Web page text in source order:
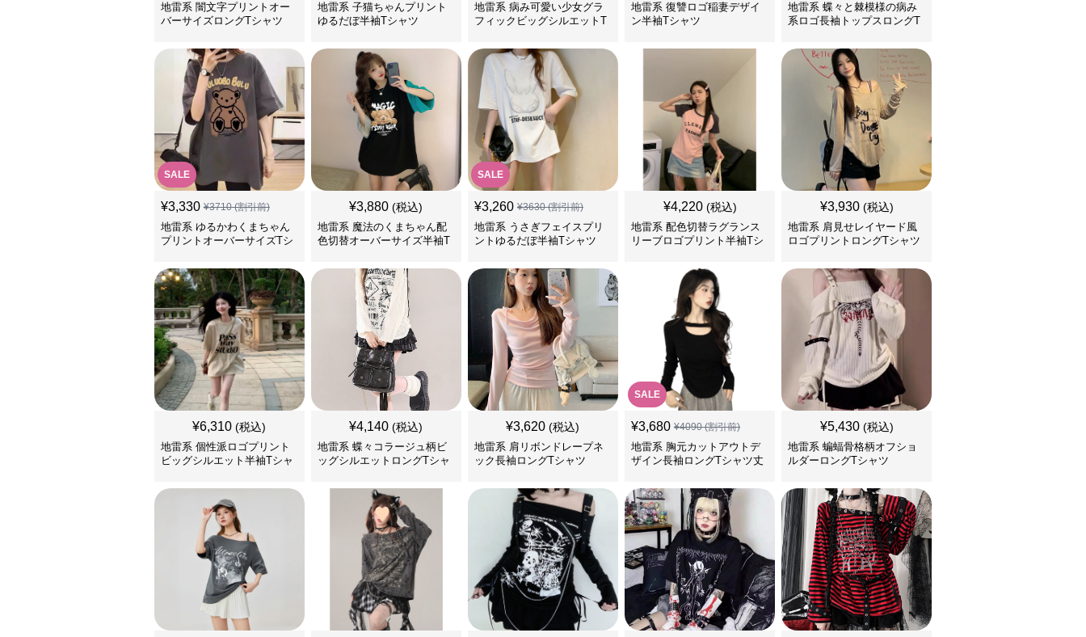
地雷系 闇文字プリントオー
バーサイズロングTシャツ
地雷系 子猫ちゃんプリント
ゆるだぼ半袖Tシャツ
地雷系 病み可愛い少女グラ
フィックビッグシルエットT
地雷系 復讐ロゴ稲妻デザイ
ン半袖Tシャツ
地雷系 蝶々と棘模様の病み
系ロゴ長袖トップスロングT
SALE
¥3,330 ¥3710(割引前)
地雷系 ゆるかわくまちゃん
プリントオーバーサイズTシ
¥3,880 (税込)
地雷系 魔法のくまちゃん配
色切替オーバーサイズ半袖T
SALE
¥3,260 ¥3630(割引前)
地雷系 うさぎフェイスプリ
ントゆるだぼ半袖Tシャツ
¥4,220 (税込)
地雷系 配色切替ラグランス
リーブロゴプリント半袖Tシ
¥3,930 (税込)
地雷系 肩見せレイヤード風
ロゴプリントロングTシャツ
¥6,310 (税込)
地雷系 個性派ロゴプリント
ビッグシルエット半袖Tシャ
¥4,140 (税込)
地雷系 蝶々コラージュ柄ビ
ッグシルエットロングTシャ
¥3,620 (税込)
地雷系 肩リボンドレープネ
ック長袖ロングTシャツ
SALE
¥3,680 ¥4090(割引前)
地雷系 胸元カットアウトデ
ザイン長袖ロングTシャツ丈
¥5,430 (税込)
地雷系 蝙蝠骨格柄オフショ
ルダーロングTシャツ